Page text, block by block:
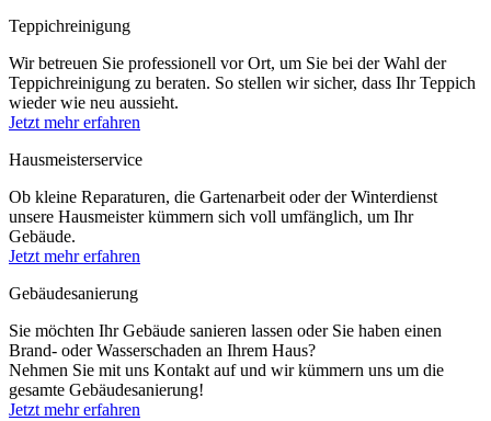
Teppichreinigung
Wir betreuen Sie professionell vor Ort, um Sie bei der Wahl der
Teppichreinigung zu beraten. So stellen wir sicher, dass Ihr Teppich
wieder wie neu aussieht.
Jetzt mehr erfahren
Hausmeisterservice
Ob kleine Reparaturen, die Gartenarbeit oder der Winterdienst
unsere Hausmeister kümmern sich voll umfänglich, um Ihr
Gebäude.
Jetzt mehr erfahren
Gebäudesanierung
Sie möchten Ihr Gebäude sanieren lassen oder Sie haben einen
Brand- oder Wasserschaden an Ihrem Haus?
Nehmen Sie mit uns Kontakt auf und wir kümmern uns um die
gesamte Gebäudesanierung!
Jetzt mehr erfahren